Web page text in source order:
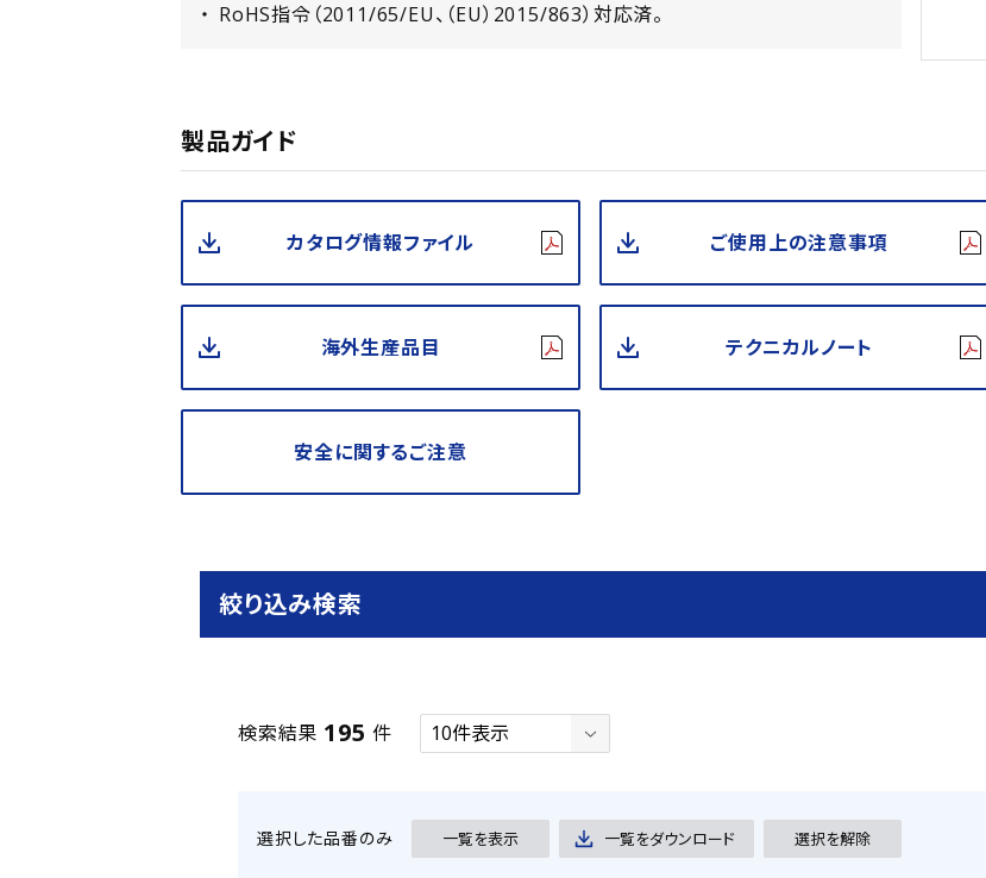
RoHS指令（2011/65/EU、（EU）2015/863）対応済。
製品ガイド
カタログ情報ファイル ご使用上の注意事項
海外生産品目 テクニカルノート
安全に関するご注意
絞り込み検索
検索結果 195 件
選択した品番のみ 一覧を表示 一覧をダウンロード 選択を解除